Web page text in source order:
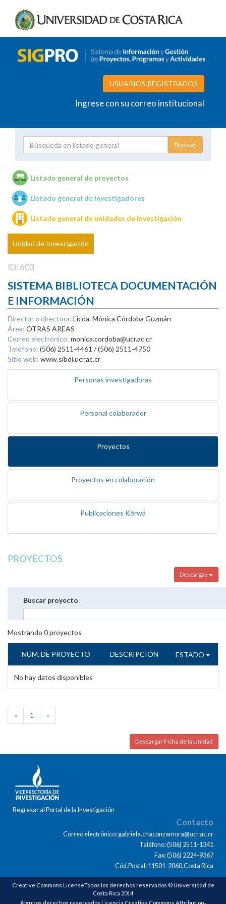
USUARIOS REGISTRADOS
Ingrese con su correo institucional
Unidades de investigación
Listado general de proyectos
Listado general de investigadores
Listado general de unidades de investigación
Unidad de Investigación
ID: 603
SISTEMA BIBLIOTECA DOCUMENTACIÓN
E INFORMACIÓN
Director o directora: Licda. Mónica Córdoba Guzmán
Área: OTRAS AREAS
Correo electrónico: monica.cordoba@ucr.ac.cr
Teléfono: (506) 2511-4461 / (506) 2511-4750
Sitio web: www.sibdi.ucr.ac.cr
Personas investigadoras
Personal colaborador
Proyectos
Proyectos en colaboración
Publicaciones Kérwá
PROYECTOS
Descargas
Buscar proyecto
Mostrando 0proyectos
NÚM. DE PROYECTO DESCRIPCIÓN ESTADO
No hay datos disponibles
« 1 »
Descargar Ficha de la Unidad
Regresar al Portal de la Investigación
Contacto
Correo electrónico: gabriela.chaconzamora@ucr.ac.cr
Teléfono: (506) 2511-1341
Fax: (506) 2224-9367
Cód.Postal: 11501-2060,Costa Rica
Creative Commons LicenseTodos los derechos reservados © Universidad de
Costa Rica 2014